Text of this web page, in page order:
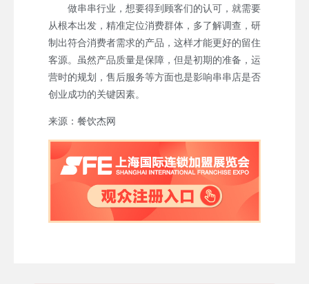
做串串行业，想要得到顾客们的认可，就需要
从根本出发，精准定位消费群体，多了解调查，研
制出符合消费者需求的产品，这样才能更好的留住
客源。虽然产品质量是保障，但是初期的准备，运
营时的规划，售后服务等方面也是影响串串店是否
创业成功的关键因素。
来源：餐饮杰网